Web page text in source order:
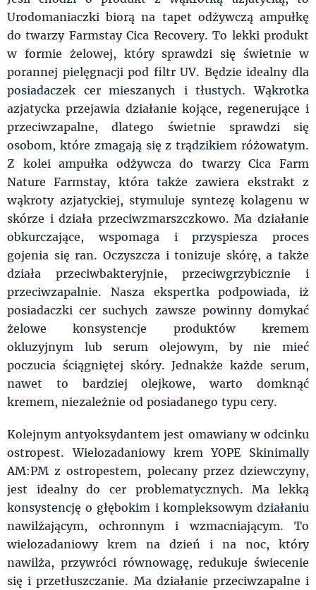
Urodomaniaczki biorą na tapet odżywczą ampułkę
do twarzy Farmstay Cica Recovery. To lekki produkt
w formie żelowej, który sprawdzi się świetnie w
porannej pielęgnacji pod filtr UV. Będzie idealny dla
posiadaczek cer mieszanych i tłustych. Wąkrotka
azjatycka przejawia działanie kojące, regenerujące i
przeciwzapalne, dlatego świetnie sprawdzi się
osobom, które zmagają się z trądzikiem różowatym.
Z kolei ampułka odżywcza do twarzy Cica Farm
Nature Farmstay, która także zawiera ekstrakt z
wąkroty azjatyckiej, stymuluje syntezę kolagenu w
skórze i działa przeciwzmarszczkowo. Ma działanie
obkurczające, wspomaga i przyspiesza proces
gojenia się ran. Oczyszcza i tonizuje skórę, a także
działa przeciwbakteryjnie, przeciwgrzybicznie i
przeciwzapalnie. Nasza ekspertka podpowiada, iż
posiadaczki cer suchych zawsze powinny domykać
żelowe konsystencje produktów kremem
okluzyjnym lub serum olejowym, by nie mieć
poczucia ściągniętej skóry. Jednakże każde serum,
nawet to bardziej olejkowe, warto domknąć
kremem, niezależnie od posiadanego typu cery.
Kolejnym antyoksydantem jest omawiany w odcinku
ostropest. Wielozadaniowy krem YOPE Skinimally
AM:PM z ostropestem, polecany przez dziewczyny,
jest idealny do cer problematycznych. Ma lekką
konsystencję o głębokim i kompleksowym działaniu
nawilżającym, ochronnym i wzmacniającym. To
wielozadaniowy krem na dzień i na noc, który
nawilża, przywróci równowagę, redukuje świecenie
się i przetłuszczanie. Ma działanie przeciwzapalne i